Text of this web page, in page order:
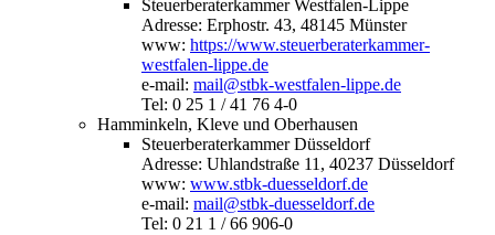
Steuerberaterkammer Westfalen-Lippe
Adresse: Erphostr. 43, 48145 Münster
www: https://www.steuerberaterkammer-
westfalen-lippe.de
e-mail: mail@stbk-westfalen-lippe.de
Tel: 0 25 1 / 41 76 4-0
Hamminkeln, Kleve und Oberhausen
Steuerberaterkammer Düsseldorf
Adresse: Uhlandstraße 11, 40237 Düsseldorf
www: www.stbk-duesseldorf.de
e-mail: mail@stbk-duesseldorf.de
Tel: 0 21 1 / 66 906-0